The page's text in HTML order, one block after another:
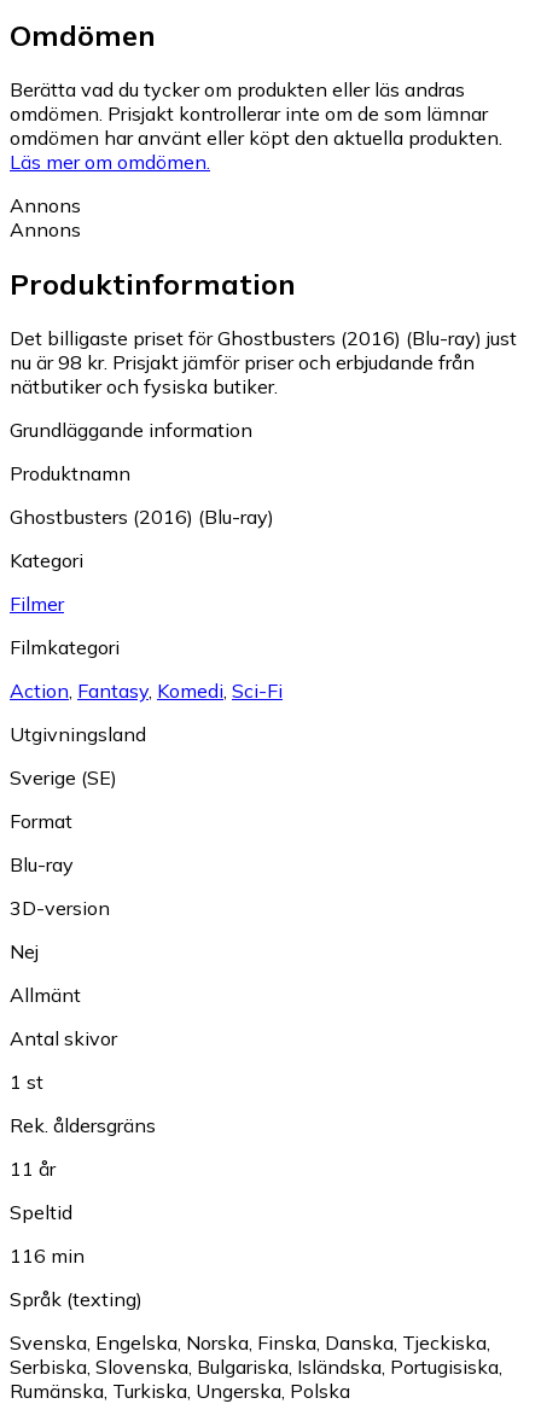
Omdömen
Berätta vad du tycker om produkten eller läs andras
omdömen. Prisjakt kontrollerar inte om de som lämnar
omdömen har använt eller köpt den aktuella produkten.
Läs mer om omdömen.
Annons
Annons
Produktinformation
Det billigaste priset för Ghostbusters (2016) (Blu-ray) just
nu är 98 kr. Prisjakt jämför priser och erbjudande från
nätbutiker och fysiska butiker.
Grundläggande information
Produktnamn
Ghostbusters (2016) (Blu-ray)
Kategori
Filmer
Filmkategori
Action Fantasy, Komedi Sci-Fi
Utgivningsland
Sverige (SE)
Format
Blu-ray
3D-version
Nej
Allmänt
Antal skivor
1 st
Rek. åldersgräns
11 år
Speltid
116 min
Språk (texting)
Svenska Engelska Norska Finska Danska Tjeckiska
Serbiska Slovenska Bulgariska Isländska Portugisiska
Rumänska Turkiska Ungerska Polska